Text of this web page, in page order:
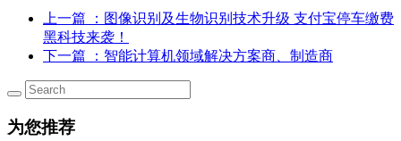
上一篇
：图像识别及生物识别技术升级 支付宝停车缴费
黑科技来袭！
下一篇
：智能计算机领域解决方案商、制造商
为您推荐